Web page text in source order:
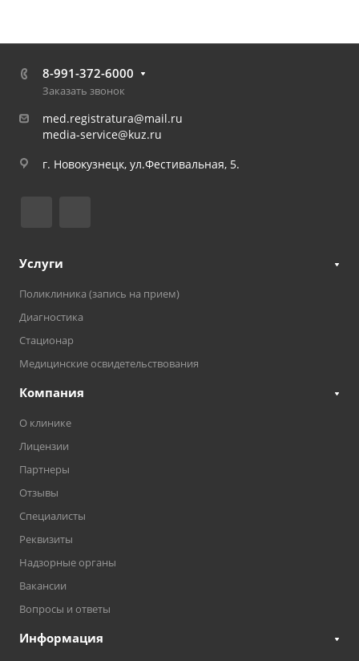
8-991-372-6000
Заказать звонок
med.registratura@mail.ru
media-service@kuz.ru
г. Новокузнецк, ул.Фестивальная, 5.
Услуги
Поликлиника (запись на прием)
Диагностика
Стационар
Медицинские освидетельствования
Компания
О клинике
Лицензии
Партнеры
Отзывы
Специалисты
Реквизиты
Надзорные органы
Вакансии
Вопросы и ответы
Информация